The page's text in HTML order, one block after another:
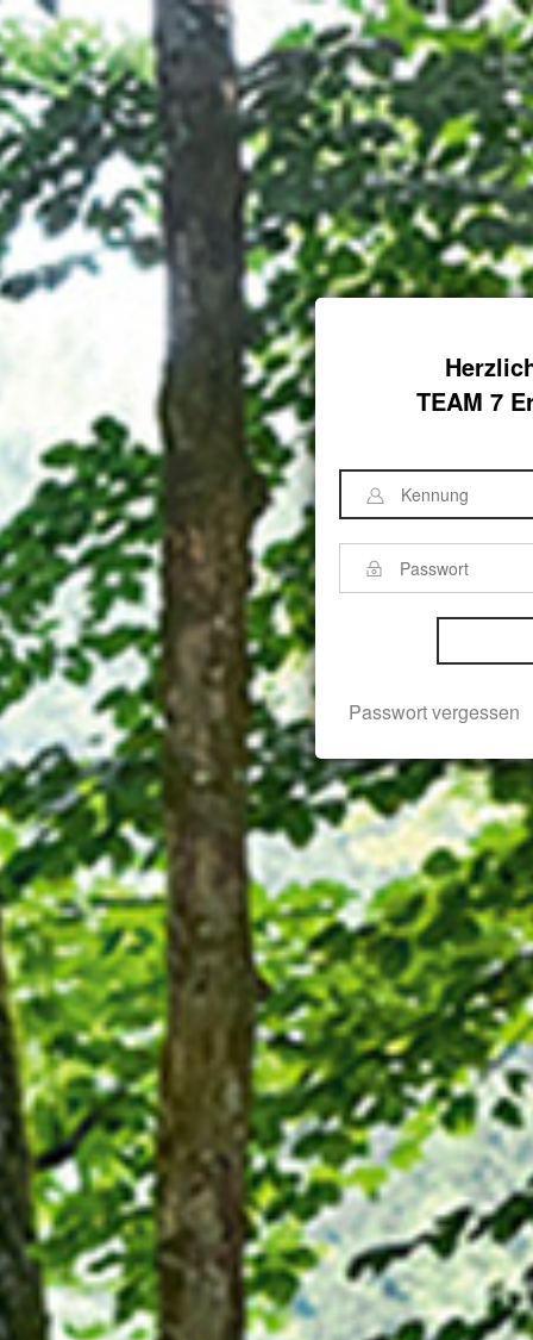
TEAM 7
Passwort vergessen